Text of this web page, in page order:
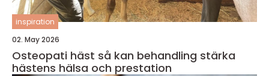
inspiration
02. May 2026
Osteopati häst så kan behandling stärka
hästens hälsa och prestation